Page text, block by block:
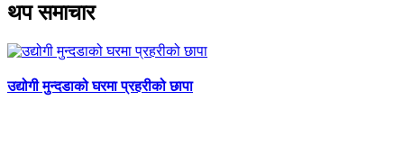
थप समाचार
मुन्दडाको घरमा प्रहरीको छापा